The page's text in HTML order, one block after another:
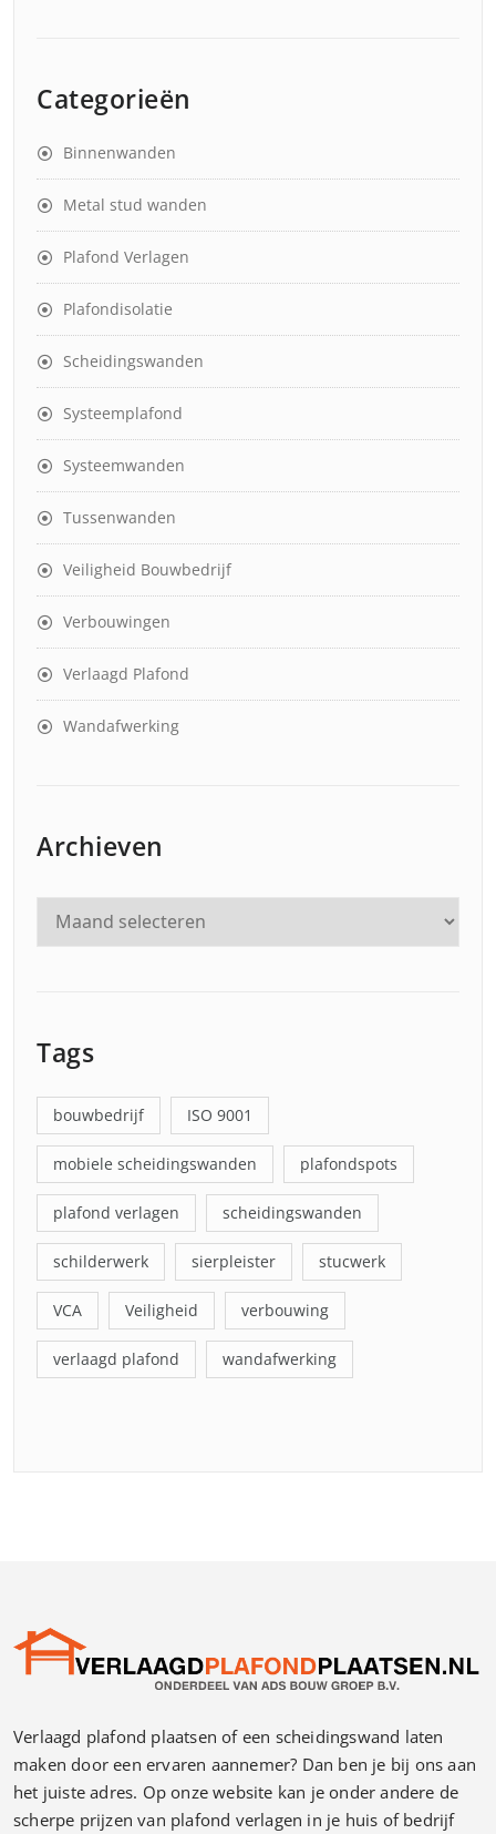
Categorieën
Binnenwanden
Metal stud wanden
Plafond Verlagen
Plafondisolatie
Scheidingswanden
Systeemplafond
Systeemwanden
Tussenwanden
Veiligheid Bouwbedrijf
Verbouwingen
Verlaagd Plafond
Wandafwerking
Archieven
Tags
bouwbedrijf ISO 9001
mobiele scheidingswanden plafondspots
plafond verlagen scheidingswanden
schilderwerk sierpleister stucwerk
VCA Veiligheid verbouwing
verlaagd plafond wandafwerking
Verlaagd plafond plaatsen of een scheidingswand laten
maken door een ervaren aannemer? Dan ben je bij ons aan
het juiste adres. Op onze website kan je onder andere de
scherpe prijzen van plafond verlagen in je huis of bedrijf